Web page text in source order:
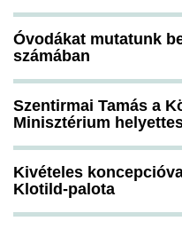
Óvodákat mutatunk
számában
Szentirmai Tamás a
Minisztérium
Kivételes
Klotild-palota